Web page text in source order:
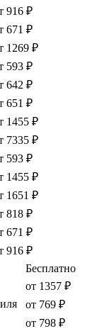
916 ₽
671 ₽
1269 ₽
593 ₽
642 ₽
651 ₽
1455 ₽
7335 ₽
593 ₽
1455 ₽
1651 ₽
818 ₽
671 ₽
916 ₽
Бесплатно
от 1357 ₽
от 769 ₽
от 798 ₽